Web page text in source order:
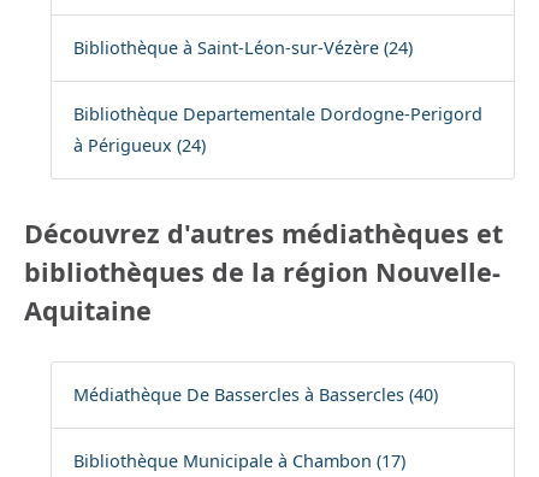
Bibliothèque à Saint-Léon-sur-Vézère (24)
Bibliothèque Departementale Dordogne-Perigord
à Périgueux (24)
Découvrez d'autres médiathèques et
bibliothèques de la région Nouvelle-
Aquitaine
Médiathèque De Bassercles à Bassercles (40)
Bibliothèque Municipale à Chambon (17)